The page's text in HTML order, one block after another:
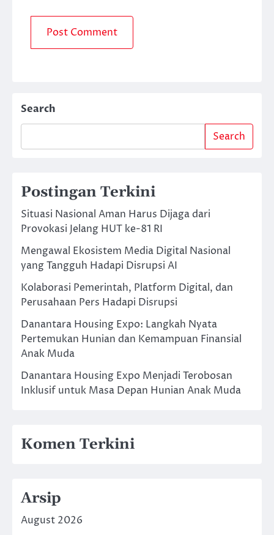
Search
Search
Postingan Terkini
Situasi Nasional Aman Harus Dijaga dari
Provokasi Jelang HUT ke-81 RI
Mengawal Ekosistem Media Digital Nasional
yang Tangguh Hadapi Disrupsi AI
Kolaborasi Pemerintah, Platform Digital, dan
Perusahaan Pers Hadapi Disrupsi
Danantara Housing Expo: Langkah Nyata
Pertemukan Hunian dan Kemampuan Finansial
Anak Muda
Danantara Housing Expo Menjadi Terobosan
Inklusif untuk Masa Depan Hunian Anak Muda
Komen Terkini
Arsip
August 2026